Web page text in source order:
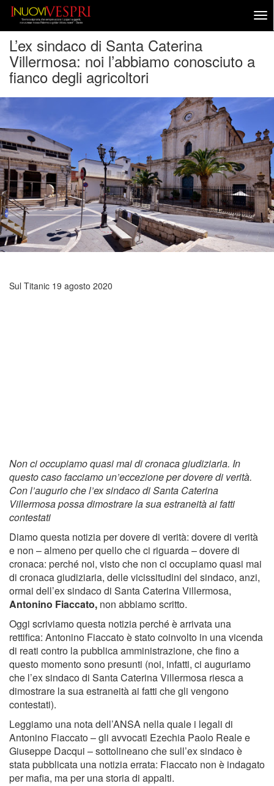
L’ex sindaco di Santa Caterina
Villermosa: noi l’abbiamo conosciuto a
fianco degli agricoltori
Sul Titanic 19 agosto 2020
Non ci occupiamo quasi mai di cronaca giudiziaria. In
questo caso facciamo un’eccezione per dovere di verità.
Con l’augurio che l’ex sindaco di Santa Caterina
Villermosa possa dimostrare la sua estraneità ai fatti
contestati
Diamo questa notizia per dovere di verità: dovere di verità
e non – almeno per quello che ci riguarda – dovere di
cronaca: perché noi, visto che non ci occupiamo quasi mai
di cronaca giudiziaria, delle vicissitudini del sindaco, anzi,
ormai dell’ex sindaco di Santa Caterina Villermosa,
Antonino Fiaccato, non abbiamo scritto.
Oggi scriviamo questa notizia perché è arrivata una
rettifica: Antonino Fiaccato è stato coinvolto in una vicenda
di reati contro la pubblica amministrazione, che fino a
questo momento sono presunti (noi, infatti, ci auguriamo
che l’ex sindaco di Santa Caterina Villermosa riesca a
dimostrare la sua estraneità ai fatti che gli vengono
contestati).
Leggiamo una nota dell’ANSA nella quale i legali di
Antonino Fiaccato – gli avvocati Ezechia Paolo Reale e
Giuseppe Dacqui – sottolineano che sull’ex sindaco è
stata pubblicata una notizia errata: Fiaccato non è indagato
per mafia, ma per una storia di appalti.